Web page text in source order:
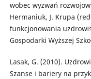
wobec wyzwań
Hermaniuk, J. Krupa
funkcjonowania
Gospodarki Wyższej
Lasak, G. (2010).
Szanse i bariery na